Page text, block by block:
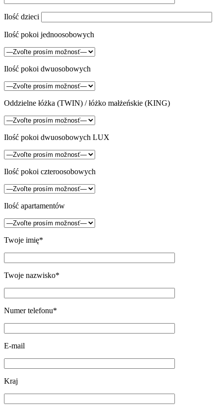
Ilość dzieci
Ilość pokoi jednoosobowych
Ilość pokoi dwuosobowych
Oddzielne łóżka (TWIN) / łóżko małżeńskie (KING)
Ilość pokoi dwuosobowych LUX
Ilość pokoi czteroosobowych
Ilość apartamentów
Twoje imię*
Twoje nazwisko*
Numer telefonu*
E-mail
Kraj